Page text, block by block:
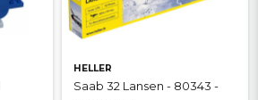
HELLER
Saab 32 Lansen - 80343 -